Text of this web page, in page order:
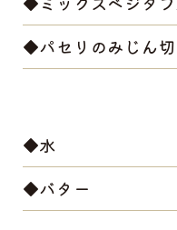
◆パセリのみじん切
◆水
◆バター